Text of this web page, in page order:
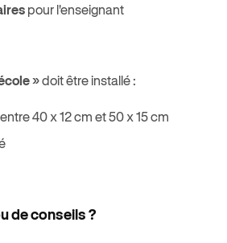
pour l'enseignant
»doit être installé :
40 x 12 cm et 50 x 15 cm
de conseils ?